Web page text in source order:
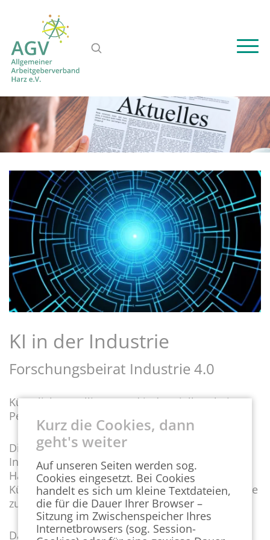
KI in der Industrie
Forschungsbeirat Industrie 4.0
Künstliche Intelligenz und industrielle Arbeit –
Perspektiven und Gestaltungsoptionen
Die neue Expertise des Forschungsbeirats
Industrie 4.0 stellt Gestaltungsoptionen und
Handlungsfelder vor, die die Integration von
Künstlicher Intelligenz in der deutschen Industrie
zum Erfolg führen können.
Das Fraunhofer IEM und das Fraunhofer IML
Kurz die Cookies, dann
geht's weiter
Auf unseren Seiten werden sog.
Cookies eingesetzt. Bei Cookies
handelt es sich um kleine Textdateien,
die für die Dauer Ihrer Browser –
Sitzung im Zwischenspeicher Ihres
Internetbrowsers (sog. Session-